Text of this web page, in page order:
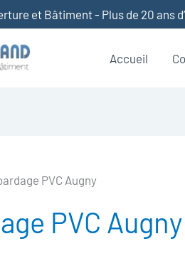
et Bâtiment - Plus de 20 ans
Accueil
PVC Augny
PVC Augny